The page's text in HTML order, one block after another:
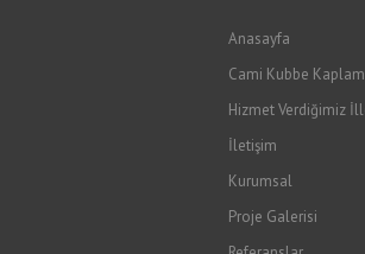
Anasayfa
Cami Kubbe
Hizmet Verdiğimiz
İletişim
Kurumsal
Proje Galerisi